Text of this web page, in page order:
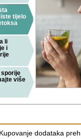
tijelo
li
i
sporije
više
Kupovanje dodataka